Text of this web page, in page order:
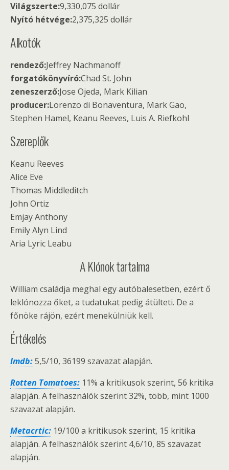
Világszerte:9,330,075 dollár
Nyító hétvége:2,375,325 dollár
Alkotók
rendező:Jeffrey Nachmanoff
forgatókönyvíró:Chad St. John
zeneszerző:Jose Ojeda, Mark Kilian
producer:Lorenzo di Bonaventura, Mark Gao,
Stephen Hamel, Keanu Reeves, Luis A. Riefkohl
Szereplők
Keanu Reeves
Alice Eve
Thomas Middleditch
John Ortiz
Emjay Anthony
Emily Alyn Lind
Aria Lyric Leabu
A Klónok tartalma
William családja meghal egy autóbalesetben, ezért ő
leklónozza őket, a tudatukat pedig átülteti. De a
főnöke rájön, ezért menekülniük kell.
Értékelés
Imdb:5,5/10, 36199 szavazat alapján.
Rotten Tomatoes: 11% a kritikusok szerint, 56 kritika
alapján. A felhasználók szerint 32%, több, mint 1000
szavazat alapján.
Metacrtic: 19/100 a kritikusok szerint, 15 kritika
alapján. A felhasználók szerint 4,6/10, 85 szavazat
alapján.